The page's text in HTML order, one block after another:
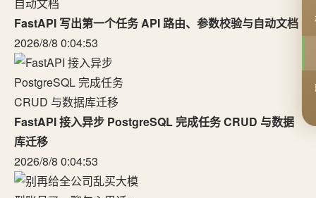
FastAPI 写出第一个任务 API 路由、参数校验与自动文档
2026/8/8 0:04:53
FastAPI 接入异步 PostgreSQL 完成任务 CRUD 与数据
库迁移
2026/8/8 0:04:53